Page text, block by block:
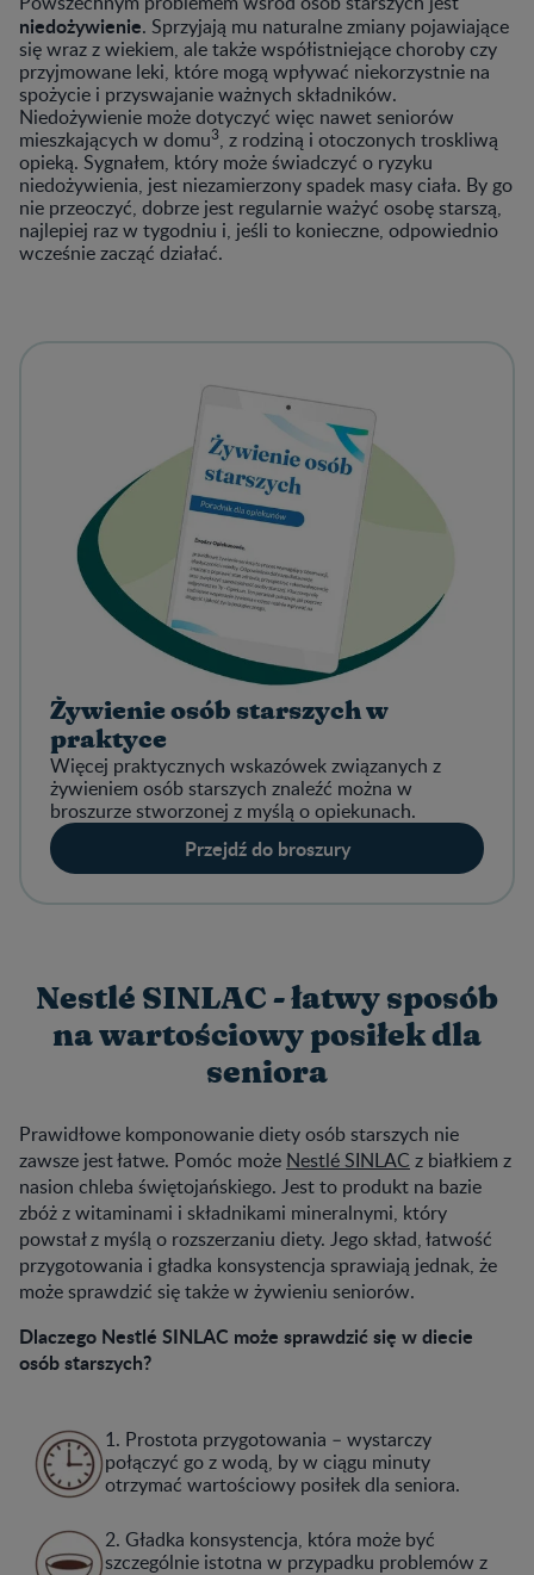
niedożywienie. Sprzyjają mu naturalne zmiany pojawiające
się wraz z wiekiem, ale także współistniejące choroby czy
przyjmowane leki, które mogą wpływać niekorzystnie na
spożycie i przyswajanie ważnych składników.
Niedożywienie może dotyczyć więc nawet seniorów
mieszkających w domu3, z rodziną i otoczonych troskliwą
opieką. Sygnałem, który może świadczyć o ryzyku
niedożywienia, jest niezamierzony spadek masy ciała. By go
nie przeoczyć, dobrze jest regularnie ważyć osobę starszą,
najlepiej raz w tygodniu i, jeśli to konieczne, odpowiednio
wcześnie zacząć działać.
Żywienie osób starszych w
praktyce
Więcej praktycznych wskazówek związanych z
żywieniem osób starszych znaleźć można w
broszurze stworzonej z myślą o opiekunach.
Przejdź do broszury
Nestlé SINLAC - łatwy sposób
na wartościowy posiłek dla
seniora
Prawidłowe komponowanie diety osób starszych nie
zawsze jest łatwe. Pomóc może Nestlé SINLAC z białkiem z
nasion chleba świętojańskiego. Jest to produkt na bazie
zbóż z witaminami i składnikami mineralnymi, który
powstał z myślą o rozszerzaniu diety. Jego skład, łatwość
przygotowania i gładka konsystencja sprawiają jednak, że
może sprawdzić się także w żywieniu seniorów.
Dlaczego Nestlé SINLAC może sprawdzić się w diecie
osób starszych?
1. Prostota przygotowania – wystarczy
połączyć go z wodą, by w ciągu minuty
otrzymać wartościowy posiłek dla seniora.
2. Gładka konsystencja, która może być
szczególnie istotna w przypadku problemów z